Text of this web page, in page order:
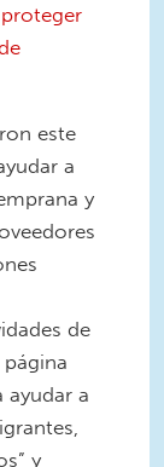
este
a
y
de
ayudar a
y